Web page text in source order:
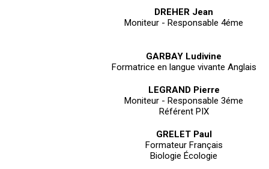
DREHER Jean
Moniteur - Responsable 4éme
GARBAY Ludivine
Formatrice en langue vivante Anglais
LEGRAND Pierre
Moniteur - Responsable 3éme
Référent PIX
GRELET Paul
Formateur Français
Biologie Écologie